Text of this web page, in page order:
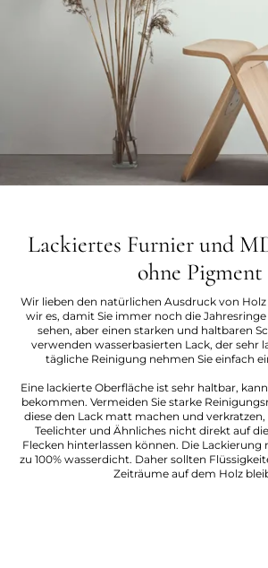
Lackiertes Furnier und
ohne Pigment
Wir lieben den natürlichen Ausdruck von
wir es, damit Sie immer noch die
sehen, aber einen starken und haltbaren
verwenden wasserbasierten Lack, der sehr
tägliche Reinigung nehmen Sie einfach
Eine lackierte Oberfläche ist sehr haltbar,
bekommen. Vermeiden Sie starke
diese den Lack matt machen und verkratzen,
Teelichter und Ähnliches nicht direkt auf
Flecken hinterlassen können. Die Lackierung
zu 100% wasserdicht. Daher sollten
Zeiträume auf dem Holz